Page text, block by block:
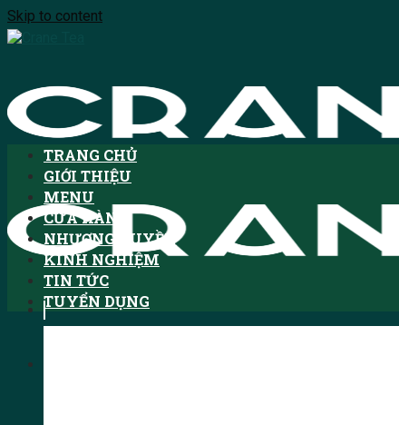
Skip to content
TRANG CHỦ
GIỚI THIỆU
MENU
CỬA HÀNG
NHƯỢNG QUYỀN
KINH NGHIỆM
TIN TỨC
TUYỂN DỤNG